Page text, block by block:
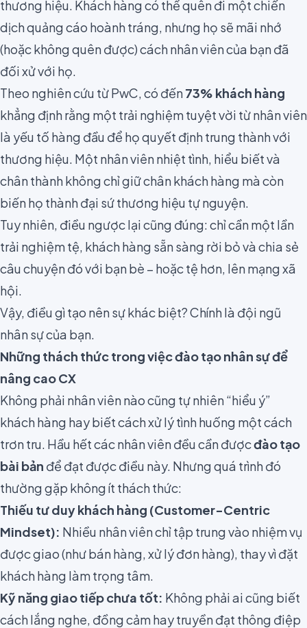
thương hiệu. Khách hàng có thể quên đi một chiến
dịch quảng cáo hoành tráng, nhưng họ sẽ mãi nhớ
(hoặc không quên được) cách nhân viên của bạn đã
đối xử với họ.
Theo nghiên cứu từ PwC, có đến73% khách hàng
khẳng định rằng một trải nghiệm tuyệt vời từ nhân viên
là yếu tố hàng đầu để họ quyết định trung thành với
thương hiệu. Một nhân viên nhiệt tình, hiểu biết và
chân thành không chỉ giữ chân khách hàng mà còn
biến họ thành đại sứ thương hiệu tự nguyện.
Tuy nhiên, điều ngược lại cũng đúng: chỉ cần một lần
trải nghiệm tệ, khách hàng sẵn sàng rời bỏ và chia sẻ
câu chuyện đó với bạn bè – hoặc tệ hơn, lên mạng xã
hội.
Vậy, điều gì tạo nên sự khác biệt? Chính là đội ngũ
nhân sự của bạn.
Những thách thức trong việc đào tạo nhân sự để
nâng cao CX
Không phải nhân viên nào cũng tự nhiên “hiểu ý”
khách hàng hay biết cách xử lý tình huống một cách
trơn tru. Hầu hết các nhân viên đều cần đượcđào tạo
bài bản để đạt được điều này. Nhưng quá trình đó
thường gặp không ít thách thức:
Thiếu tư duy khách hàng (Customer-Centric
Mindset): Nhiều nhân viên chỉ tập trung vào nhiệm vụ
được giao (như bán hàng, xử lý đơn hàng), thay vì đặt
khách hàng làm trọng tâm.
Kỹ năng giao tiếp chưa tốt: Không phải ai cũng biết
cách lắng nghe, đồng cảm hay truyền đạt thông điệp